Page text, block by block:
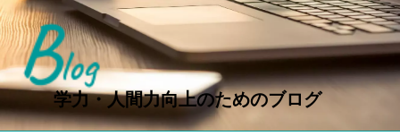
Blog
学力・人間力向上のためのブログ
ニュース
学力・人間力向上のためのブログ
生徒・保護者の声
お問合せ・お申込み